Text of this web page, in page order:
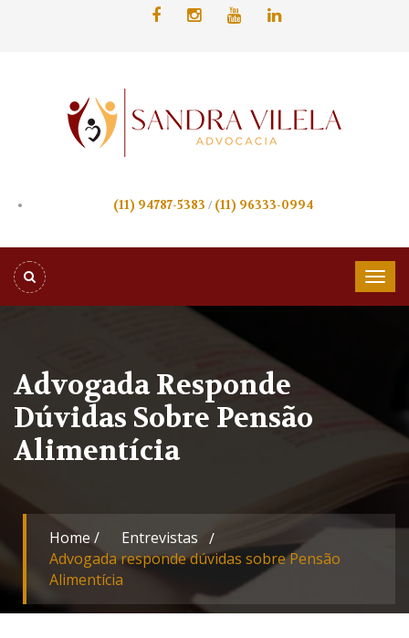
(11) 94787-5383 / (11) 96333-0994
Advogada Responde
Dúvidas Sobre Pensão
Alimentícia
Home/
Entrevistas
Advogada responde dúvidas sobre Pensão
Alimentícia